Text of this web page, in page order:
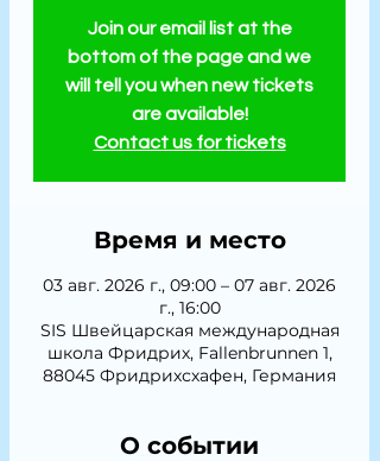
Join our email list at the
bottom of the page and we
will tell you when new tickets
are available!
Contact us for tickets
Время и место
03 авг. 2026 г., 09:00 – 07 авг. 2026
г., 16:00
SIS Швейцарская международная
школа Фридрих, Fallenbrunnen 1,
88045 Фридрихсхафен, Германия
О событии